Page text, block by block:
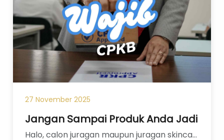
27 November 2025
Jangan Sampai Produk Anda Jadi
Halo, calon juragan maupun juragan skincare dan kosmetik!Pernah lihat produk viral yang tiba-ti...